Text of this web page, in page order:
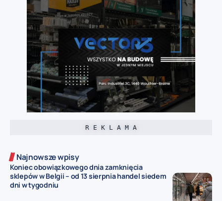
R E K L A M A
Najnowsze wpisy
Koniec obowiązkowego dnia zamknięcia
sklepów w Belgii – od 13 sierpnia handel siedem
dni w tygodniu